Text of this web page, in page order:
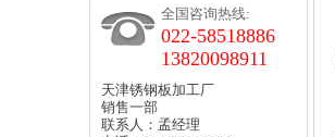
全国咨询热线:
022-58518886
13820098911
天津锈钢板加工厂
销售一部
联系人：孟经理